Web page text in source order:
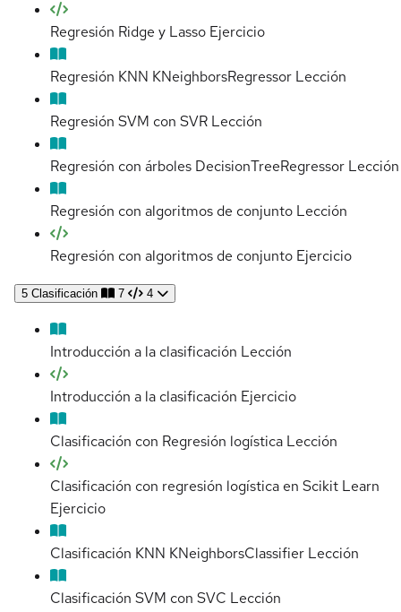
Regresión Ridge y Lasso Ejercicio
Regresión KNN KNeighborsRegressor Lección
Regresión SVM con SVR Lección
Regresión con árboles DecisionTreeRegressor Lección
Regresión con algoritmos de conjunto Lección
Regresión con algoritmos de conjunto Ejercicio
5 Clasificación 7 4
Introducción a la clasificación Lección
Introducción a la clasificación Ejercicio
Clasificación con Regresión logística Lección
Clasificación con regresión logística en Scikit Learn
Ejercicio
Clasificación KNN KNeighborsClassifier Lección
Clasificación SVM con SVC Lección